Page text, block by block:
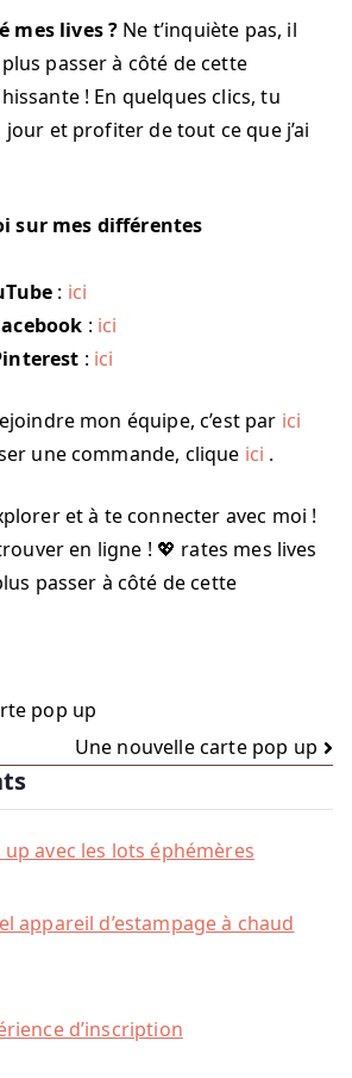
mes lives ? Ne t’inquiète pas, il
passer à côté de cette
! En quelques clics, tu
et profiter de tout ce que j’ai
sur mes différentes
: ici
: ici
: ici
mon équipe, c’est par ici
une commande, clique ici .
et à te connecter avec moi !
en ligne ! 💖 rates mes lives
passer à côté de cette
pop up
Une nouvelle carte pop up
avec les lots éphémères
appareil d’estampage à chaud
d’inscription